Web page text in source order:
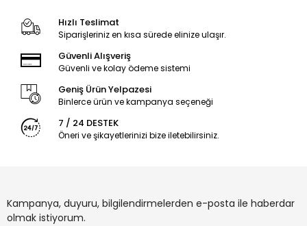
Hızlı Teslimat
Siparişleriniz en kısa sürede elinize ulaşır.
Güvenli Alışveriş
Güvenli ve kolay ödeme sistemi
Geniş Ürün Yelpazesi
Binlerce ürün ve kampanya seçeneği
7 / 24 DESTEK
Öneri ve şikayetlerinizi bize iletebilirsiniz.
Kampanya, duyuru, bilgilendirmelerden e-posta ile haberdar
olmak istiyorum.